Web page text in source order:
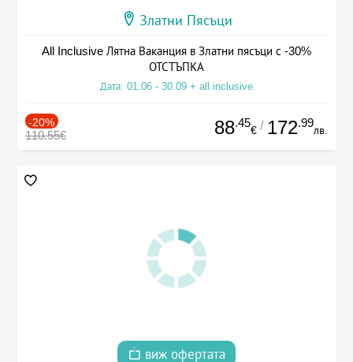
Златни Пясъци
All Inclusive Лятна Ваканция в Златни пясъци с -30%
ОТСТЪПКА
Дата: 01.06 - 30.09 + all inclusive
-20%
110.55€ 88.45
€ / 172.99
лв.
виж офертата